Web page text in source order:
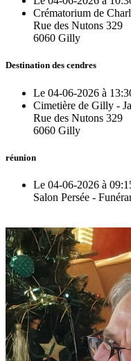
Crématorium de
Rue des Nutons 329
6060 Gilly
Destination des cendres
Le 04-06-2026 à
Cimetière de Gilly -
Rue des Nutons 329
6060 Gilly
réunion
Le 04-06-2026 à
Salon Persée -